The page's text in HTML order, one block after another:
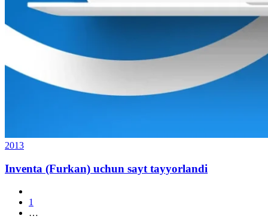
2013
Inventa (Furkan) uchun sayt tayyorlandi
1
…